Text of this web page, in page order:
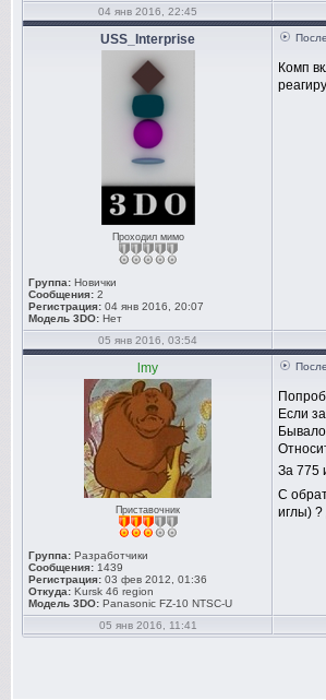
04 янв 2016, 22:45
USS_Interprise
Проходил мимо
Группа: Новички
Сообщения: 2
Регистрация: 04 янв 2016, 20:07
Модель 3DO: Нет
Комп
05 янв 2016, 03:54
lmy
Приставочник
Группа: Разработчики
Сообщения: 1439
Регистрация: 03 фев 2012, 01:36
Откуда: Kursk 46 region
Модель 3DO: Panasonic FZ-10 NTSC-U
Если
За 775
С
иглы) ?
05 янв 2016, 11:41